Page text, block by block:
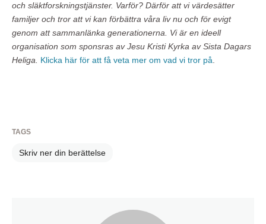
och släktforskningstjänster. Varför? Därför att vi värdesätter
familjer och tror att vi kan förbättra våra liv nu och för evigt
genom att sammanlänka generationerna. Vi är en ideell
organisation som sponsras av Jesu Kristi Kyrka av Sista Dagars
Heliga. Klicka här för att få veta mer om vad vi tror på.
TAGS
Skriv ner din berättelse